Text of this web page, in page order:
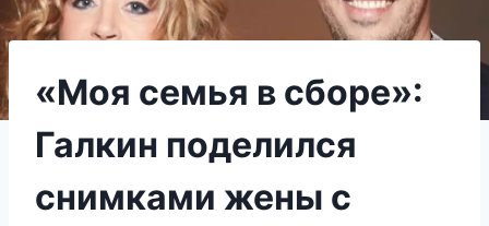
«Моя семья в сборе»:
Галкин поделился
снимками жены с